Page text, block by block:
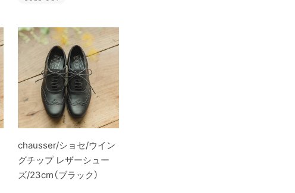
chausser/ショセ/ウイン
グチップ レザーシュー
ズ/23cm（ブラック）